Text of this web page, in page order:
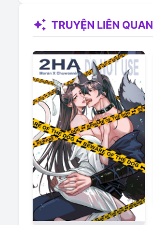
auto_awesome TRUYỆN LIÊN QUAN